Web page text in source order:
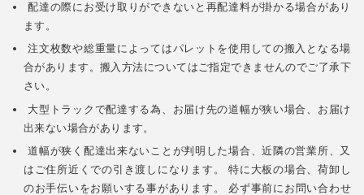
配達の際にお受け取りができないと再配達料が掛かる場合があり
ます。
注文枚数や総重量によってはパレットを使用しての搬入となる場
合があります。搬入方法についてはご指定できませんのでご了承下
さい。
大型トラックで配達する為、お届け先の道幅が狭い場合、お届け
出来ない場合があります。
道幅が狭く配達出来ないことが判明した場合、近隣の営業所、又
はご住所近くでの引き渡しになります。 特に大板の場合、荷卸し
のお手伝いをお願いする事があります。 必ず事前にお問い合わせ